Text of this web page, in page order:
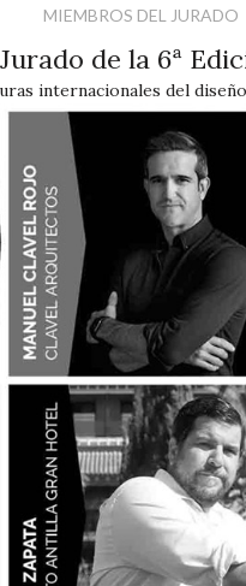
MIEMBROS DEL JURADO
Jurado de la 6ª
internacionales del